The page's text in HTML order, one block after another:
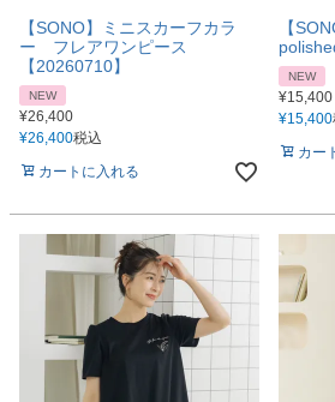
【SONO】ミニスカーフカラ
ー フレアワンピース
【20260710】
NEW
¥26,400
¥26,400税込
カートに入れる
【
NEW
¥15,400
¥15,400
カー